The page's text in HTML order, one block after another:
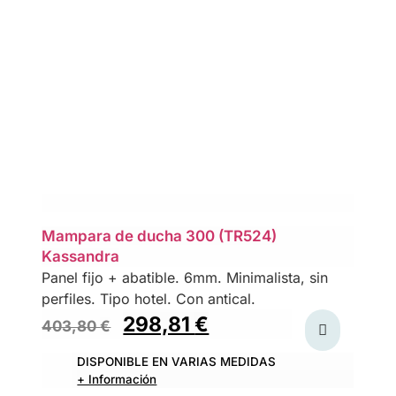
Mampara de ducha 300 (TR524)
Kassandra
Panel fijo + abatible. 6mm. Minimalista, sin
perfiles. Tipo hotel. Con antical.
403,80€ 298,81€
DISPONIBLE EN VARIAS MEDIDAS
+ Información